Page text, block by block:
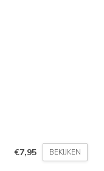
€7,95 BEKIJKEN